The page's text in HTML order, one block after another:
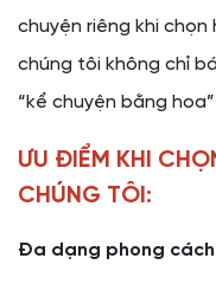
chuyện riêng khi chọn
chúng tôi không chỉ
“kể chuyện bằng
ƯU ĐIỂM KHI
CHÚNG TÔI:
Đa dạng phong